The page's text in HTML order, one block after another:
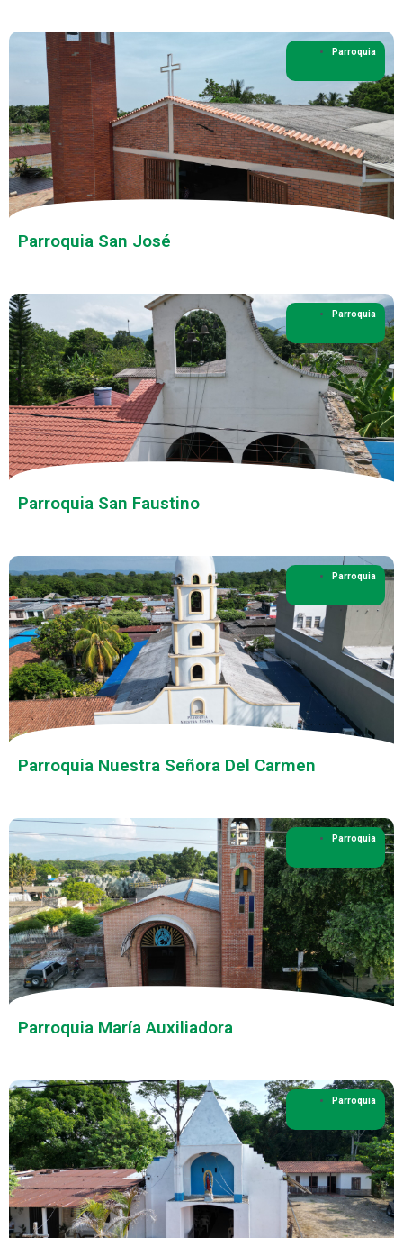
Parroquia
Parroquia San José
Parroquia
Parroquia San Faustino
Parroquia
Parroquia Nuestra Señora Del Carmen
Parroquia
Parroquia María Auxiliadora
Parroquia